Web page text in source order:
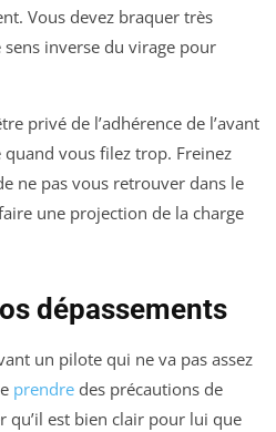
Vous devez braquer très
inverse du virage pour
privé de l’adhérence de l’avant
quand vous filez trop. Freinez
ne pas vous retrouver dans le
une projection de la charge
dépassements
un pilote qui ne va pas assez
prendre des précautions de
qu’il est bien clair pour lui que